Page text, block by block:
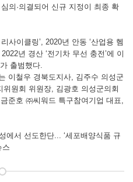
의·의결되어 신규 지정이 최종 확
사이클링’, 2020년 안동 ‘산업용 헴
년 경산 ‘전기차 무선 충전’에 이
출범했다.
이철우 경북도지사, 김주수 의성군
원회 위원장, 김광호 의성군의회
준호 ㈜씨워드 특구참여기업 대표,
에서 선도한단... ‘세포배양식품 규
스